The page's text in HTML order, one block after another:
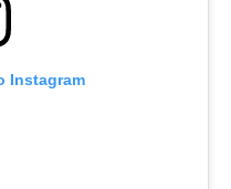
Instagram